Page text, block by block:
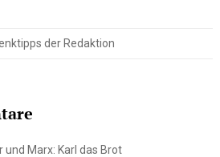
der Redaktion
und Marx: Karl das Brot